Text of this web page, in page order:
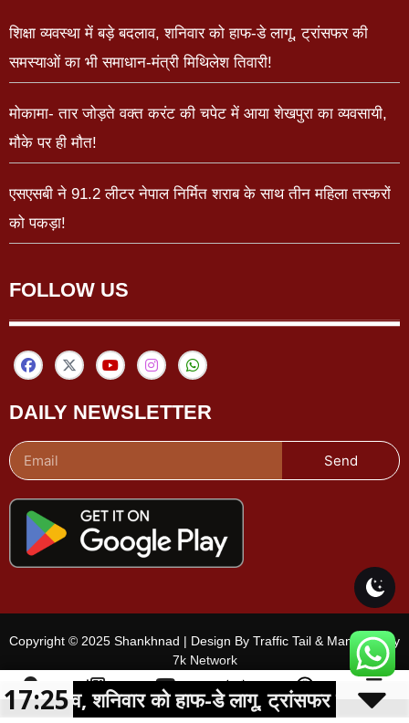
शिक्षा व्यवस्था में बड़े बदलाव, शनिवार को हाफ-डे लागू, ट्रांसफर की
समस्याओं का भी समाधान-मंत्री मिथिलेश तिवारी!
मोकामा- तार जोड़ते वक्त करंट की चपेट में आया शेखपुरा का व्यवसायी,
मौके पर ही मौत!
एसएसबी ने 91.2 लीटर नेपाल निर्मित शराब के साथ तीन महिला तस्करों
को पकड़ा!
FOLLOW US
DAILY NEWSLETTER
Send
Copyright © 2025 Shankhnad | Design By Traffic Tail & Managed By
7k Network
शहर चुनें ई-पेपर वीडियो लाइव चैनल Menu
शनिवार को हाफ-डे लागू, ट्रांसफर की समस्याओं का भी
17:25